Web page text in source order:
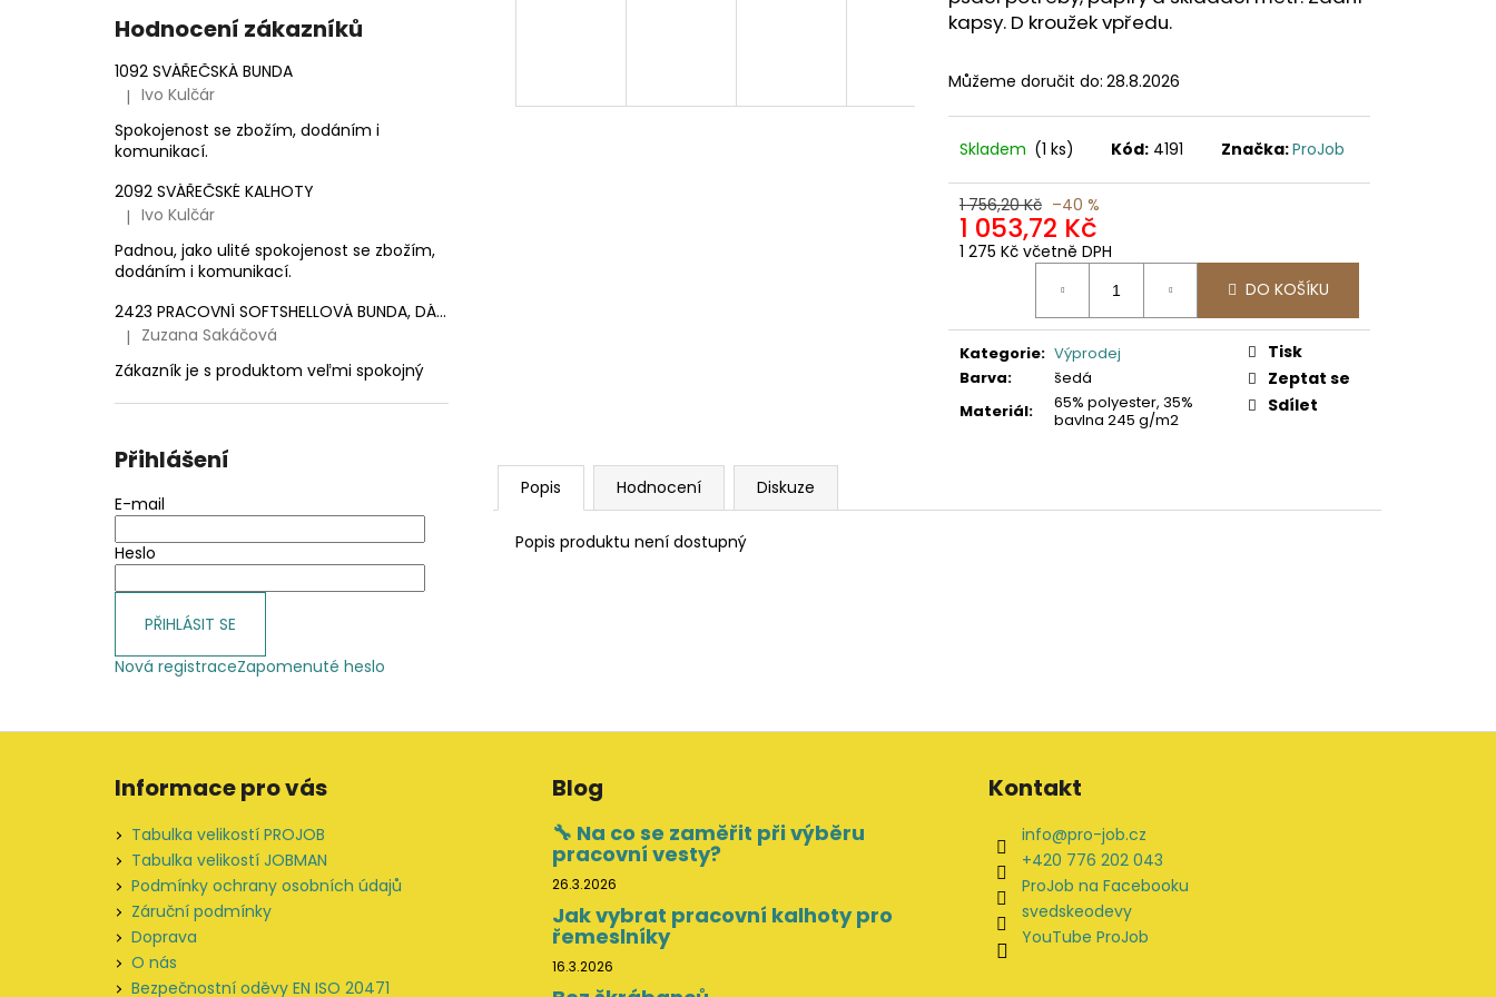
Hodnocení zákazníků
1092 SVÁŘEČSKÁ BUNDA
Hodnocení produktu je 5 z 5 hvězdiček.
| Ivo Kulčár
Spokojenost se zbožím, dodáním i
komunikací.
2092 SVÁŘEČSKÉ KALHOTY
Hodnocení produktu je 5 z 5 hvězdiček.
| Ivo Kulčár
Padnou, jako ulité spokojenost se zbožím,
dodáním i komunikací.
2423 PRACOVNÍ SOFTSHELLOVÁ BUNDA, DÁMSKÁ
Hodnocení produktu je 5 z 5 hvězdiček.
| Zuzana Sakáčová
Zákazník je s produktom veľmi spokojný
Přihlášení
E-mail
Heslo
PŘIHLÁSIT SE
Nová registraceZapomenuté heslo
kapsy. D kroužek vpředu.
Můžeme doručit do: 28.8.2026
Skladem (1 ks) Kód: 4191 Značka:ProJob
1 756,20 Kč –40 %
1 053,72 Kč
1 275 Kč včetně DPH
DO KOŠÍKU
Kategorie: Výprodej
Barva:
šedá
Materiál:
65% polyester, 35%
bavlna 245 g/m2
Tisk
Zeptat se
Sdílet
Popis Hodnocení Diskuze
Popis produktu není dostupný
1 561,16 Kč
Informace pro vás
Tabulka velikostí PROJOB
Tabulka velikostí JOBMAN
Podmínky ochrany osobních údajů
Záruční podmínky
Doprava
O nás
Bezpečnostní oděvy EN ISO 20471
Blog
🔧 Na co se zaměřit při výběru
pracovní vesty?
26.3.2026
Jak vybrat pracovní kalhoty pro
řemeslníky
16.3.2026
Kontakt
info@pro-job.cz
+420 776 202 043
ProJob na Facebooku
svedskeodevy
YouTube ProJob